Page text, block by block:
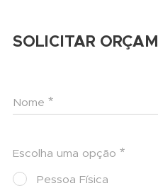
SOLICITAR
Nome
Escolha uma opção
Pessoa Física